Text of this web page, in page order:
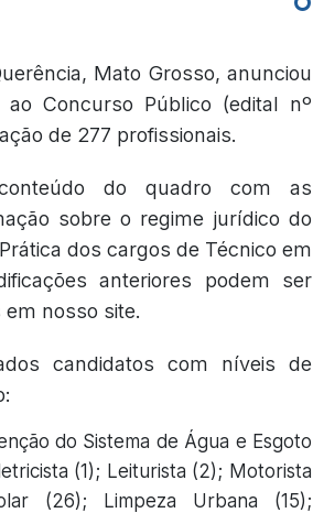
Mato Grosso, anunciou
Concurso Público (edital nº
de 277 profissionais.
do quadro com as
sobre o regime jurídico do
dos cargos de Técnico em
anteriores podem ser
nosso site.
candidatos com níveis de
do Sistema de Água e Esgoto
(1); Leiturista (2); Motorista
(26); Limpeza Urbana (15);